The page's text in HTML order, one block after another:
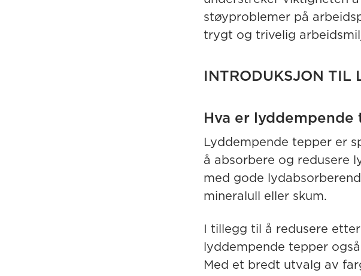
støyproblemer på
trygt og trivelig
INTRODUKSJON TIL
Hva er lyddempende
Lyddempende tepper er
å absorbere og redusere
med gode
mineralull eller skum.
I tillegg til å redusere
lyddempende tepper
Med et bredt utvalg av